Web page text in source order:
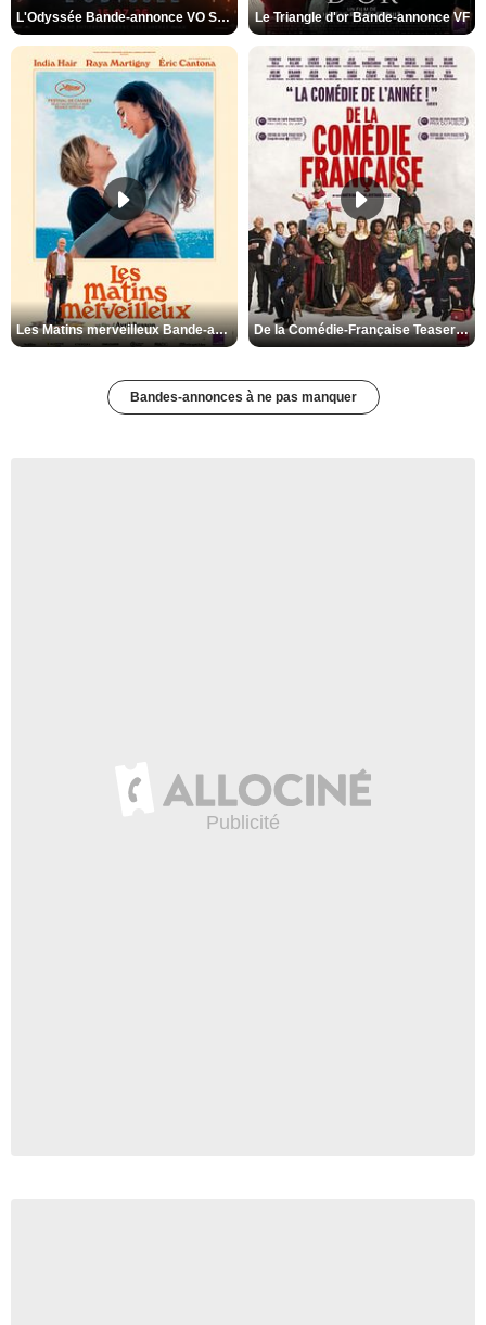
L'Odyssée Bande-annonce VO STFR Le Triangle d'or Bande-annonce VF
Les Matins merveilleux Bande-annonce VF De la Comédie-Française Teaser VF
Bandes-annonces à ne pas manquer